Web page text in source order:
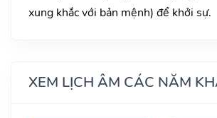
xung khắc với bản mệnh) để khởi sự.
XEM LỊCH ÂM CÁC NĂM